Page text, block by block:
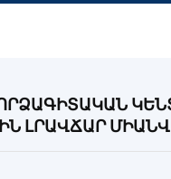
ԼՐԱՎՃԱՐ